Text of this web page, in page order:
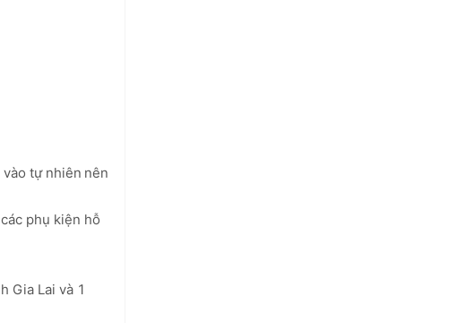
tự nhiên nên
phụ kiện hỗ
Gia Lai và 1